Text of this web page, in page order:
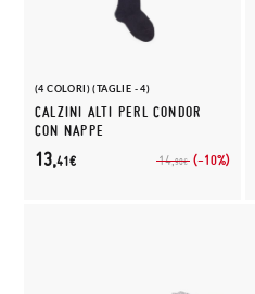
(4 COLORI) (TAGLIE - 4)
CALZINI ALTI PERL CONDOR
CON NAPPE
14,90€ (-10%)
13,41€